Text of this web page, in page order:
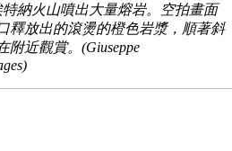
納火山噴出大量熔岩。空拍畫面
釋放出的滾燙的橙色岩漿，順著斜
近觀賞。(Giuseppe